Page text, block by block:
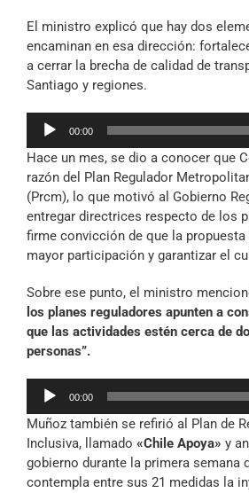
El ministro explicó que hay dos
encaminan en esa dirección:
a cerrar la brecha de calidad de
Santiago y regiones.
Reproductor
audio
00:00
Hace un mes, se dio a conocer que
razón del Plan Regulador
(Prcm), lo que motivó al Gobierno
entregar directrices respecto de los
firme convicción de que la
mayor participación y garantizar el
Sobre ese punto, el ministro
los planes reguladores apunten a
que las actividades estén cerca de
personas”.
Reproductor
audio
00:00
Muñoz también se refirió al Plan de
Inclusiva, llamado «Chile Apoya» y
gobierno durante la primera semana
contempla entre sus 21 medidas la